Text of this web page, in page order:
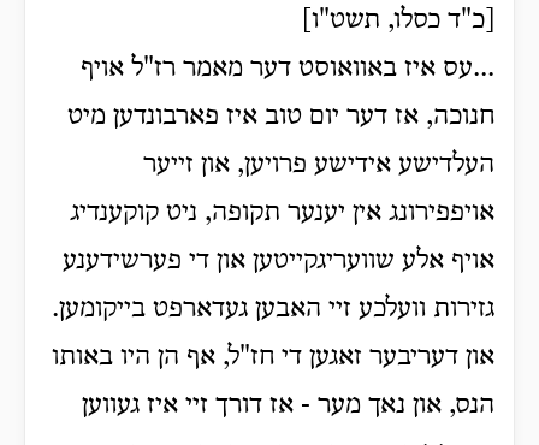
[כ"ד כסלו, תשט"ו]
...עס איז באוואוסט דער מאמר רז"ל אויף
חנוכה, אז דער יום טוב איז פארבונדען מיט
העלדישע אידישע פרויען, און זייער
אויפפירונג אין יענער תקופה, ניט קוקענדיג
אויף אלע שוועריגקייטען און די פערשידענע
גזירות וועלכע זיי האבען געדארפט בייקומען.
און דעריבער זאגען די חז"ל, אף הן היו באותו
הנס, און נאך מער - אז דורך זיי איז געווען